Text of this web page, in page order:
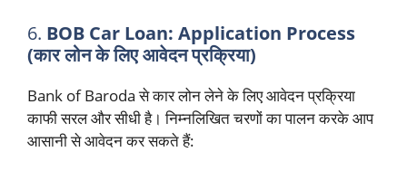
6. BOB Car Loan: Application Process
(कार लोन के लिए आवेदन प्रक्रिया)
Bank of Baroda से कार लोन लेने के लिए आवेदन प्रक्रिया
काफी सरल और सीधी है। निम्नलिखित चरणों का पालन करके आप
आसानी से आवेदन कर सकते हैं: